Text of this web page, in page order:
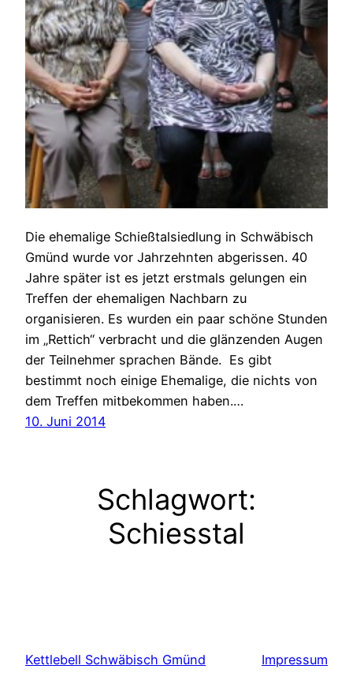
Die ehemalige Schießtalsiedlung in Schwäbisch
Gmünd wurde vor Jahrzehnten abgerissen. 40
Jahre später ist es jetzt erstmals gelungen ein
Treffen der ehemaligen Nachbarn zu
organisieren. Es wurden ein paar schöne Stunden
im „Rettich“ verbracht und die glänzenden Augen
der Teilnehmer sprachen Bände. Es gibt
bestimmt noch einige Ehemalige, die nichts von
dem Treffen mitbekommen haben.…
10. Juni 2014
Schlagwort:
Schiesstal
Kettlebell Schwäbisch Gmünd Impressum